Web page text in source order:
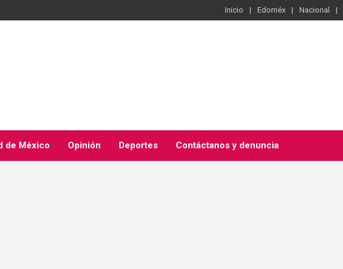
Inicio Edoméx Nacional
de México Opinión Deportes Contáctanos y denuncia